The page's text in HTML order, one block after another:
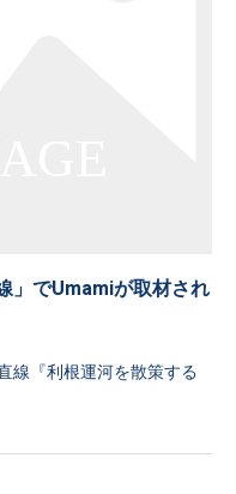
」でUmamiが取材され
線『利根運河を散策する